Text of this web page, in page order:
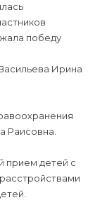
победу
Ирина
Раисовна.
прием детей с